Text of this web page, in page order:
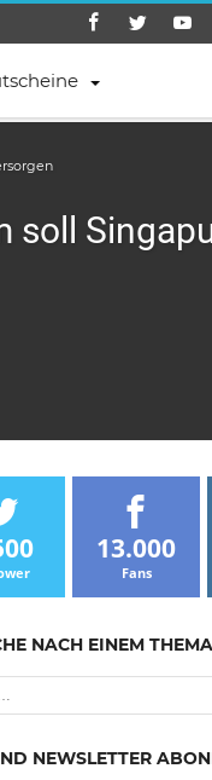
soll
13.000
Fans
NACH EINEM THEMA
NEWSLETTER